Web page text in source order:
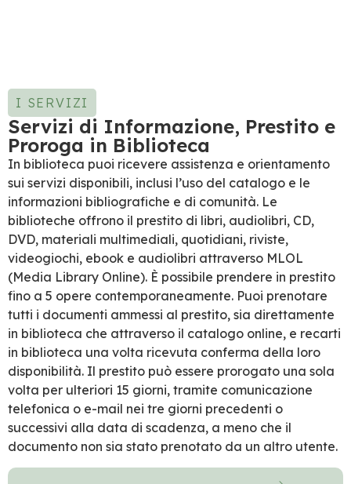
I SERVIZI
Servizi di Informazione, Prestito e
Proroga in Biblioteca
In biblioteca puoi ricevere assistenza e orientamento
sui servizi disponibili, inclusi l’uso del catalogo e le
informazioni bibliografiche e di comunità. Le
biblioteche offrono il prestito di libri, audiolibri, CD,
DVD, materiali multimediali, quotidiani, riviste,
videogiochi, ebook e audiolibri attraverso MLOL
(Media Library Online). È possibile prendere in prestito
fino a 5 opere contemporaneamente. Puoi prenotare
tutti i documenti ammessi al prestito, sia direttamente
in biblioteca che attraverso il catalogo online, e recarti
in biblioteca una volta ricevuta conferma della loro
disponibilità. Il prestito può essere prorogato una sola
volta per ulteriori 15 giorni, tramite comunicazione
telefonica o e-mail nei tre giorni precedenti o
successivi alla data di scadenza, a meno che il
documento non sia stato prenotato da un altro utente.